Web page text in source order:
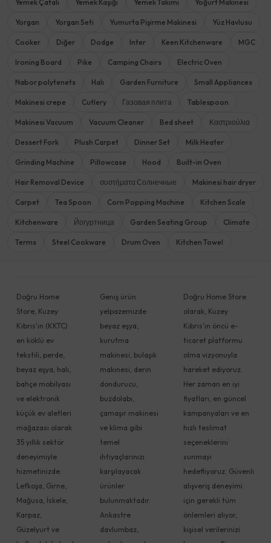
Yemek Çatalı Yemek Kaşığı Yemek Takımı Yoğurt Makinesi
Yorgan Yorgan Seti Yumurta Pişirme Makinesi Yüz Havlusu
Cooker Diğer Dodge Inter Keen Kitchenware MGC
Ironing Board Pike Camping Chairs Electric Oven
Nabor polytenets Halı Garden Furniture Small Appliances
Makinesi crepe Cutlery Газовая плита Tablespoon
Makinesi Vacuum Vacuum Cleaner Bed sheet Καστριούλια
Dessert Fork Plush Carpet Dinner Set Milk Heater
Grinding Machine Pillowcase Hood Built-in Oven
Hair Removal Device συστήματα Солнечные Makinesi hair dryer
Carpet Tea Spoon Corn Popping Machine Kitchen Scale
Kitchenware Йогуртница Garden Seating Group Climate
Terms Steel Cookware Drum Oven Kitchen Towel
Doğru Home
Store, Kuzey
Kıbrıs'ın (KKTC)
en köklü ev
tekstili, perde,
beyaz eşya, halı,
bahçe mobilyası
ve elektronik
küçük ev aletleri
mağazası olarak
35 yıllık sektör
deneyimiyle
hizmetinizde.
Lefkoşa, Girne,
Mağusa, İskele,
Karpaz,
Güzelyurt ve
Geniş ürün
yelpazemizde
beyaz eşya,
kurutma
makinesi, bulaşık
makinesi, derin
dondurucu,
buzdolabı,
çamaşır makinesi
ve klima gibi
temel
ihtiyaçlarınızı
karşılayacak
ürünler
bulunmaktadır.
Ankastre
davlumbaz,
Doğru Home Store
olarak, Kuzey
Kıbrıs'ın öncü e-
ticaret platformu
olma vizyonuyla
hareket ediyoruz.
Her zaman en iyi
fiyatları, en güncel
kampanyaları ve en
hızlı teslimat
seçeneklerini
sunmayı
hedefliyoruz. Güvenli
alışveriş deneyimi
için gerekli tüm
önlemleri alıyor,
kişisel verilerinizi